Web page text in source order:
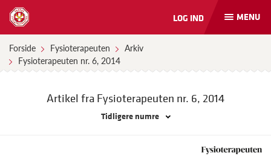
Åbn
og
MENU
LOG IND
Forside Fysioterapeuten
Arkiv
Fysioterapeuten nr. 6, 2014
Artikel fra Fysioterapeuten nr. 6, 2014
Tidligere numre